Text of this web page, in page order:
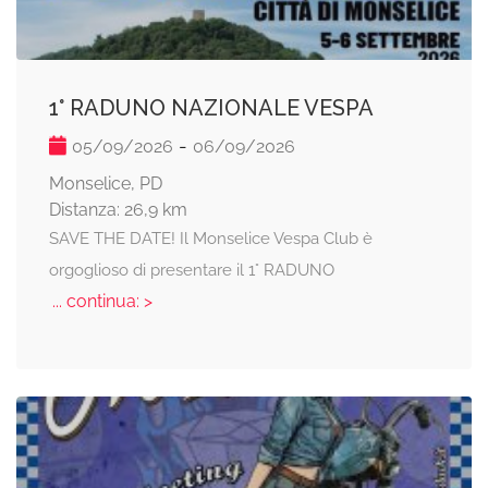
1° RADUNO NAZIONALE VESPA
05/09/2026 - 06/09/2026
Monselice, PD
Distanza: 26,9 km
SAVE THE DATE! Il Monselice Vespa Club è
orgoglioso di presentare il 1° RADUNO
... continua: >